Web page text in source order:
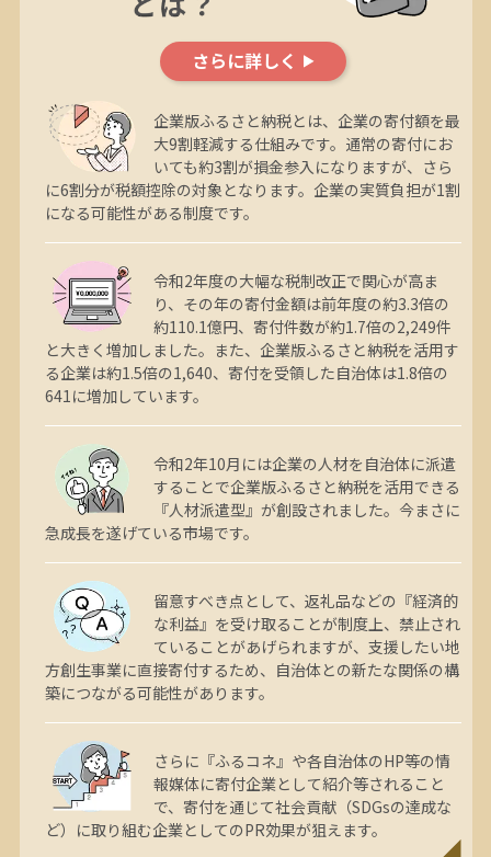
さらに詳しく
企業版ふるさと納税とは、企業の寄付額を最
大9割軽減する仕組みです。通常の寄付にお
いても約3割が損金参入になりますが、さら
に6割分が税額控除の対象となります。企業の実質負担が1割
になる可能性がある制度です。
令和2年度の大幅な税制改正で関心が高ま
り、その年の寄付金額は前年度の約3.3倍の
約110.1億円、寄付件数が約1.7倍の2,249件
と大きく増加しました。また、企業版ふるさと納税を活用す
る企業は約1.5倍の1,640、寄付を受領した自治体は1.8倍の
641に増加しています。
令和2年10月には企業の人材を自治体に派遣
することで企業版ふるさと納税を活用できる
『人材派遣型』が創設されました。今まさに
急成長を遂げている市場です。
留意すべき点として、返礼品などの『経済的
な利益』を受け取ることが制度上、禁止され
ていることがあげられますが、支援したい地
方創生事業に直接寄付するため、自治体との新たな関係の構
築につながる可能性があります。
さらに『ふるコネ』や各自治体のHP等の情
報媒体に寄付企業として紹介等されること
で、寄付を通じて社会貢献（SDGsの達成な
ど）に取り組む企業としてのPR効果が狙えます。